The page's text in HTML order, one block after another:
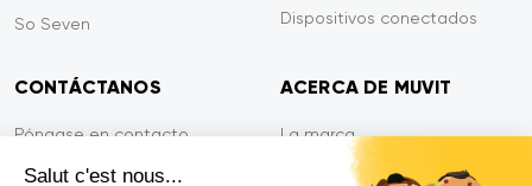
Salut c'est nous...
So Seven
Dispositivos conectados
CONTÁCTANOS
Póngase en contacto
Pago seguro
ACERCA DE MUVIT
La marca
Sala de prensa